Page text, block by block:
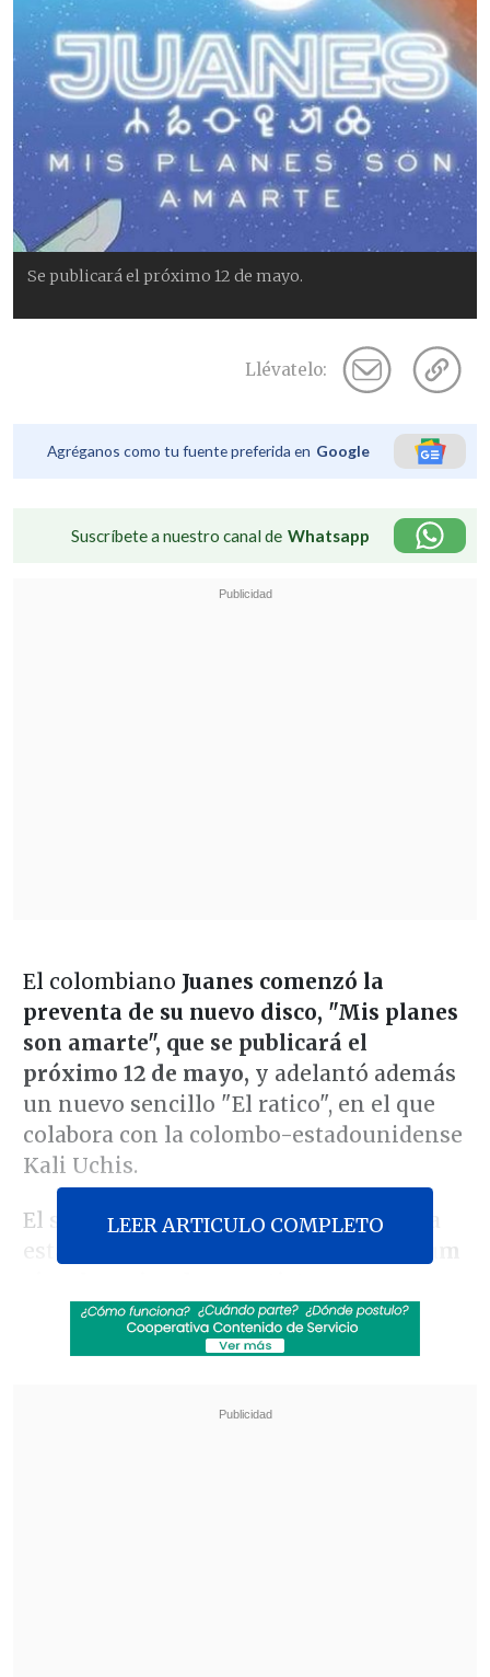
Se publicará el próximo 12 de mayo.
Llévatelo:
Agréganos como tu fuente preferida en Google
Suscríbete a nuestro canal de Whatsapp
El colombiano Juanes comenzó la
preventa de su nuevo disco, "Mis planes
son amarte", que se publicará el
próximo 12 de mayo, y adelantó además
un nuevo sencillo "El ratico", en el que
colabora con la colombo-estadounidense
Kali Uchis.
El séptimo álbum de estudio del artista
está considerado como
el "primer álbum
latinoamericano",según indicó un
comunicado de la agencia de
LEER ARTICULO COMPLETO